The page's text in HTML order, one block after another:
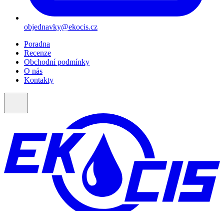
objednavky@ekocis.cz
Poradna
Recenze
Obchodní podmínky
O nás
Kontakty